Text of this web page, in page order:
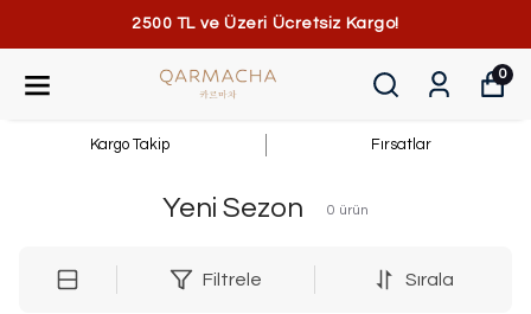
2500 TL ve Üzeri Ücretsiz Kargo!
0
Kargo Takip Fırsatlar
Yeni Sezon 0 ürün
Filtrele Sırala